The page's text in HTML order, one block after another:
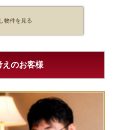
物件を見る
えのお客様